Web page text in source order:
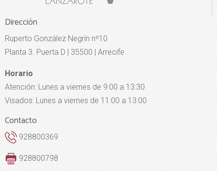
Dirección
Ruperto González Negrín nº10
Planta 3. Puerta D | 35500 | Arrecife
Horario
Atención: Lunes a viernes de 9:00 a 13:30
Visados: Lunes a viernes de 11:00 a 13:00
Contacto
928800369
928800798